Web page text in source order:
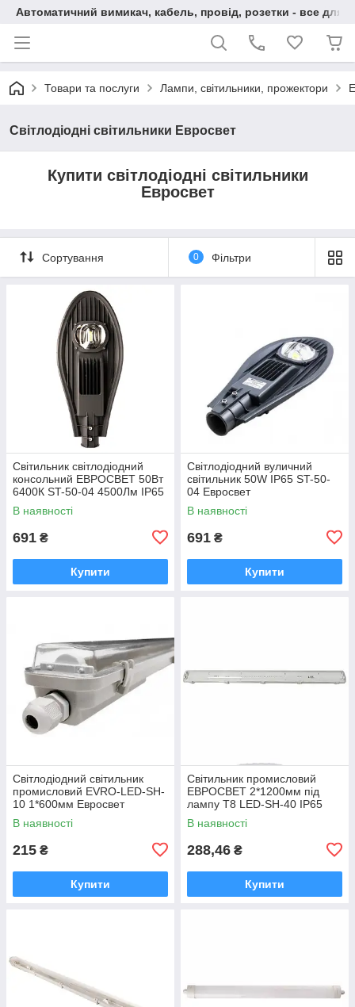
Автоматичний вимикач, кабель, провід, розетки - все для
Товари та послуги Лампи, світильники, прожектори
Світлодіодні світильники Евросвет
Купити світлодіодні світильники
Евросвет
Сортування 0 Фільтри
Світильник світлодіодний
консольний ЕВРОСВЕТ 50Вт
6400К ST-50-04 4500Лм IP65
SMD
В наявності
691 ₴
Купити
Світлодіодний вуличний
світильник 50W IP65 ST-50-
04 Евросвет
В наявності
691 ₴
Купити
Світлодіодний світильник
промисловий EVRO-LED-SH-
10 1*600мм Евросвет
В наявності
215 ₴
Купити
Світильник промисловий
ЕВРОСВЕТ 2*1200мм під
лампу Т8 LED-SH-40 IP65
Slim
В наявності
288,46 ₴
Купити